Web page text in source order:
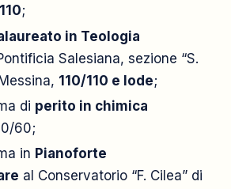
;
in Teologia
Salesiana, sezione “S.
110/110 e lode;
di perito in chimica
60;
in Pianoforte
al Conservatorio “F. Cilea” di